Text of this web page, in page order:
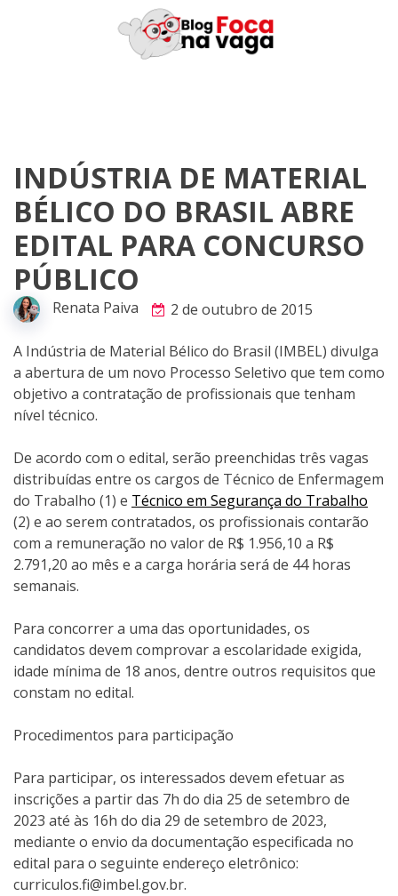
INDÚSTRIA DE MATERIAL
BÉLICO DO BRASIL ABRE
EDITAL PARA CONCURSO
PÚBLICO
Renata Paiva 2 de outubro de 2015
A Indústria de Material Bélico do Brasil (IMBEL) divulga
a abertura de um novo Processo Seletivo que tem como
objetivo a contratação de profissionais que tenham
nível técnico.
De acordo com o edital, serão preenchidas três vagas
distribuídas entre os cargos de Técnico de Enfermagem
do Trabalho (1) e Técnico em Segurança do Trabalho
(2) e ao serem contratados, os profissionais contarão
com a remuneração no valor de R$ 1.956,10 a R$
2.791,20 ao mês e a carga horária será de 44 horas
semanais.
Para concorrer a uma das oportunidades, os
candidatos devem comprovar a escolaridade exigida,
idade mínima de 18 anos, dentre outros requisitos que
constam no edital.
Procedimentos para participação
Para participar, os interessados devem efetuar as
inscrições a partir das 7h do dia 25 de setembro de
2023 até às 16h do dia 29 de setembro de 2023,
mediante o envio da documentação especificada no
edital para o seguinte endereço eletrônico:
curriculos.fi@imbel.gov.br.